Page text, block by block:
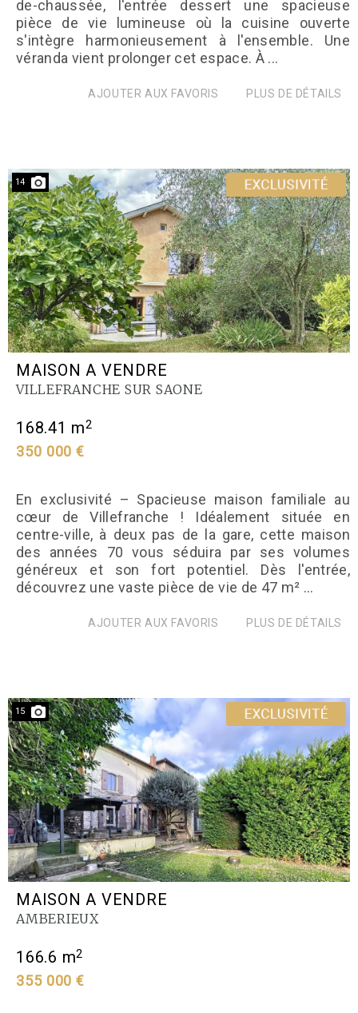
de-chaussée, l'entrée dessert une spacieuse
pièce de vie lumineuse où la cuisine ouverte
s'intègre harmonieusement à l'ensemble. Une
véranda vient prolonger cet espace. À ...
AJOUTER AUX FAVORIS PLUS DE DÉTAILS
14
MAISON A VENDRE
VILLEFRANCHE SUR SAONE
168.41 m2
350 000 €
En exclusivité – Spacieuse maison familiale au
cœur de Villefranche ! Idéalement située en
centre-ville, à deux pas de la gare, cette maison
des années 70 vous séduira par ses volumes
généreux et son fort potentiel. Dès l'entrée,
découvrez une vaste pièce de vie de 47 m² ...
AJOUTER AUX FAVORIS PLUS DE DÉTAILS
15
MAISON A VENDRE
AMBERIEUX
166.6 m2
355 000 €